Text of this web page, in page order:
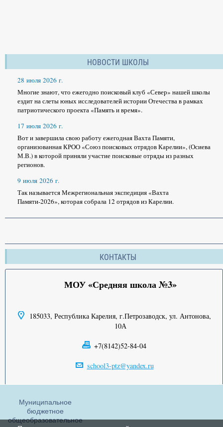
НОВОСТИ ШКОЛЫ
28 июля 2026 г.
Многие знают, что ежегодно поисковый клуб «Север» нашей школы
ездит на слеты юных исследователей истории Отечества в рамках
патриотического проекта «Память и время».
17 июля 2026 г.
Вот и завершила свою работу ежегодная Вахта Памяти,
организованная КРОО «Союз поисковых отрядов Карелии», (Осиева
М.В.) в которой приняли участие поисковые отряды из разных
регионов.
9 июля 2026 г.
Так называется Межрегиональная экспедиция «Вахта
Памяти-2026», которая собрала 12 отрядов из Карелии.
КОНТАКТЫ
МОУ «Средняя школа №3»
185033, Республика Карелия, г.Петрозаводск, ул. Антонова,
10А
+7(8142)52-84-04
school3-ptz@yandex.ru
Муниципальное
бюджетное
общеобразовательное